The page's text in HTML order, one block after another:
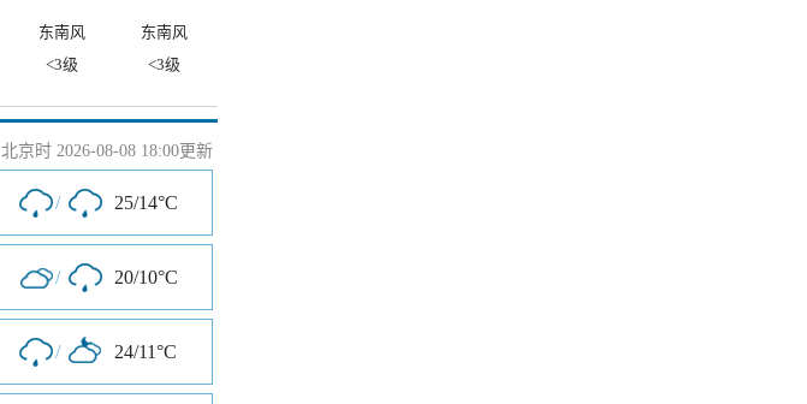
东南风
东南风
<3级 <3级
北京时 2026-08-08 18:00更新
/ 25/14°C
/ 20/10°C
/ 24/11°C